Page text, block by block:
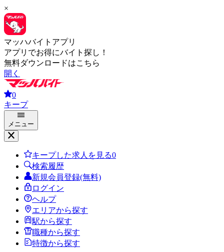
×
マッハバイトアプリ
アプリでお得にバイト探し！
無料ダウンロードはこちら
開く
0
キープ
メニュー
キープした求人を見る0
検索履歴
新規会員登録(無料)
ログイン
ヘルプ
エリアから探す
駅から探す
職種から探す
特徴から探す